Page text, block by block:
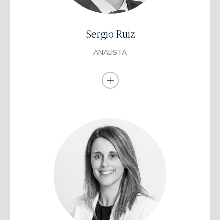
Sergio Ruiz
ANALISTA
elegido por Thomson Extel y Starmine como nº2 stock picker en
Europa y como mejor analista de España en la selección de
director del área de mercado de capitales. Se incorporó a EDM
como Analista de Renta Fija en 2020.
Se incorporó a EDM como Analista de Renta Fija en 2020.
Licenciada en Administración y Dirección de
EmpresasUniversidad de Barcelona (UB)
Analista Financiero Europeo(CEFA)
Analista de Inversiones Internacionales(CIIA)